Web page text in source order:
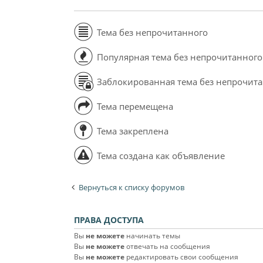
Тема без непрочитанного
Популярная тема без непрочитанного
Заблокированная тема без
Тема перемещена
Тема закреплена
Тема создана как объявление
Вернуться к списку форумов
ПРАВА ДОСТУПА
Вы не можете начинать темы
Вы не можетеотвечать на сообщения
Вы не можете редактировать свои сообщения